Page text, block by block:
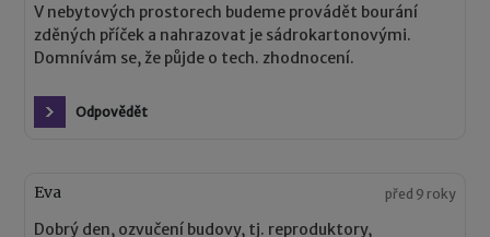
V nebytových prostorech budeme provádět bourání
zděných příček a nahrazovat je sádrokartonovými.
Domnívám se, že půjde o tech. zhodnocení.
Odpovědět
Eva před 9 roky
Dobrý den, ozvučení budovy, tj. reproduktory,